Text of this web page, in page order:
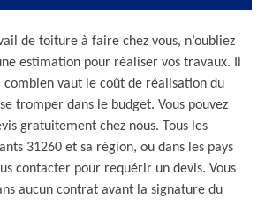
de toiture à faire chez vous, n’oubliez
estimation pour réaliser vos travaux. Il
vaut le coût de réalisation du
tromper dans le budget. Vous pouvez
gratuitement chez nous. Tous les
31260 et sa région, ou dans les pays
contacter pour requérir un devis. Vous
aucun contrat avant la signature du